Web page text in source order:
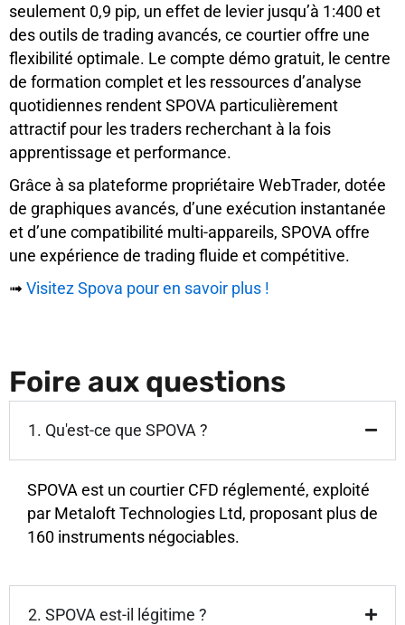
seulement 0,9 pip, un effet de levier jusqu’à 1:400 et
des outils de trading avancés, ce courtier offre une
flexibilité optimale. Le compte démo gratuit, le centre
de formation complet et les ressources d’analyse
quotidiennes rendent SPOVA particulièrement
attractif pour les traders recherchant à la fois
apprentissage et performance.
Grâce à sa plateforme propriétaire WebTrader, dotée
de graphiques avancés, d’une exécution instantanée
et d’une compatibilité multi-appareils, SPOVA offre
une expérience de trading fluide et compétitive.
➟ Visitez Spova pour en savoir plus !
Foire aux questions
1. Qu'est-ce que SPOVA ?
SPOVA est un courtier CFD réglementé, exploité
par Metaloft Technologies Ltd, proposant plus de
160 instruments négociables.
2. SPOVA est-il légitime ?